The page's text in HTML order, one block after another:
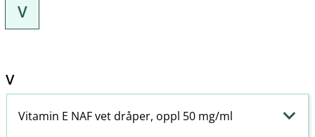
V
V
Vitamin E NAF vet dråper, oppl 50 mg/ml